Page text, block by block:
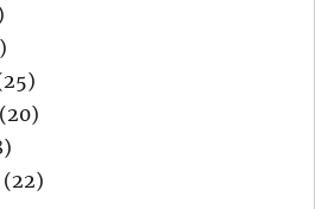
(20)
(22)